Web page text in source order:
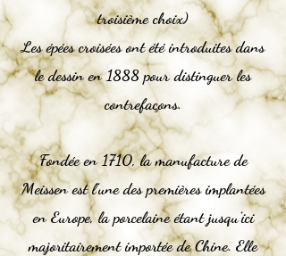
troisième choix)
Les épées croisées ont été introduites dans
le dessin en 1888 pour distinguer les
contrefaçons.
Fondée en 1710, la manufacture de
Meissen est l’une des premières implantées
en Europe, la porcelaine étant jusqu’ici
majoritairement importée de Chine. Elle